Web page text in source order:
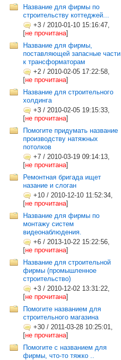
Название для фирмы по
строительству коттеджей...
+3 / 2010-01-10 15:16:47,
[не прочитана]
Название для фирмы,
поставляющей запасные части
к трансформаторам
+2 / 2010-02-05 17:22:58,
[не прочитана]
Название для строительного
холдинга
+3 / 2010-02-05 19:15:33,
[не прочитана]
Помогите придумать название
производству натяжных
потолков
+7 / 2010-03-19 09:14:13,
[не прочитана]
Ремонтная бригада ищет
назание и слоган
+10 / 2010-12-10 11:52:34,
[не прочитана]
Название для фирмы по
монтажу систем
видеонаблюдения.
+6 / 2013-10-22 15:22:56,
[не прочитана]
Название для строительной
фирмы (промышленное
строительство)
+3 / 2010-12-02 13:31:22,
[не прочитана]
Помогите названием для
строительного магазина
+30 / 2011-03-28 10:25:01,
[не прочитана]
Помогите с названием для
фирмы, что-то тяжко ..